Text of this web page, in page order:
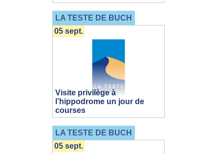
LA TESTE DE BUCH
Visite privilège à
l’hippodrome un jour de
courses
05 sept.
LA TESTE DE BUCH
05 sept.